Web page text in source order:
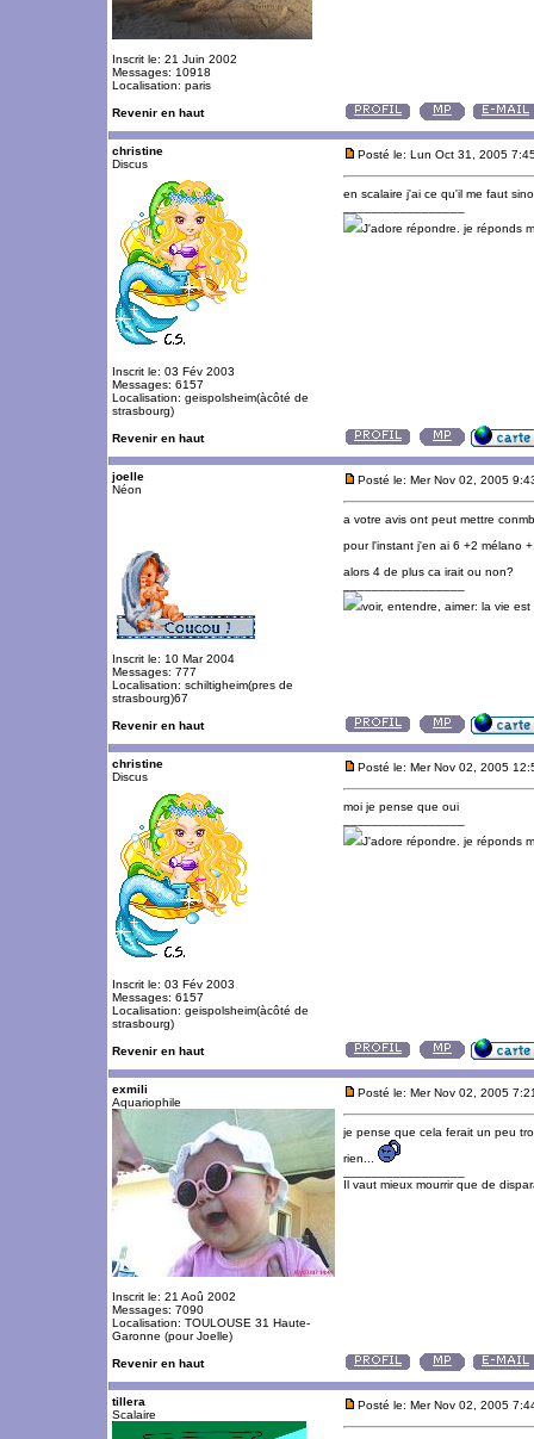
Inscrit le: 21 Juin 2002
Messages: 10918
Localisation: paris
Revenir en haut
christine
Discus
Inscrit le: 03 Fév 2003
Messages: 6157
Localisation: geispolsheim(àcôté de
strasbourg)
Posté le: Lun Oct 31, 2005
en scalaire j'ai ce qu'il me faut
J'adore répondre. je réponds
Revenir en haut
joelle
Néon
Inscrit le: 10 Mar 2004
Messages: 777
Localisation: schiltigheim(pres de
strasbourg)67
Posté le: Mer Nov 02, 2005
a votre avis ont peut mettre
pour l'instant j'en ai 6 +2 mélano
alors 4 de plus ca irait ou non?
voir, entendre, aimer: la vie
Revenir en haut
christine
Discus
Inscrit le: 03 Fév 2003
Messages: 6157
Localisation: geispolsheim(àcôté de
strasbourg)
Posté le: Mer Nov 02, 2005
moi je pense que oui
J'adore répondre. je réponds
Revenir en haut
exmili
Aquariophile
Inscrit le: 21 Aoû 2002
Messages: 7090
Localisation: TOULOUSE 31 Haute-
Garonne (pour Joelle)
Posté le: Mer Nov 02, 2005
je pense que cela ferait un peu
rien...
Il vaut mieux mourrir que de
Revenir en haut
tillera
Scalaire
Posté le: Mer Nov 02, 2005